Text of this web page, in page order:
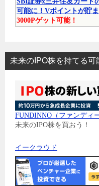
可能に！Vポイントが貯ま
3000Pゲット可能！
未来のIPO株を持てる可
FUNDINNO（ファンディ
未来のIPO株を買おう！
イークラウド